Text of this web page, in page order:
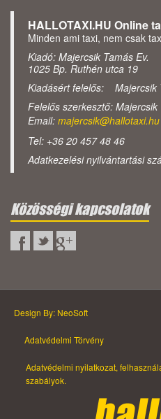
HALLOTAXI.HU Online
Minden ami taxi, nem csak
Kiadó: Majercsik Tamás Ev.
1025 Bp. Ruthén utca 19
Kiadásért felelős: Majercsik
Felelős szerkesztő: Majercsik
Email: majercsik@hallotaxi.hu
Tel: +36 20 457 48 46
Adatkezelési nyilvántartási
Közösségi kapcsolatok
Design By: NeoSoft
Adatvédelmi Törvény
Adatvédelmi nyilatkozat,
szabályok.